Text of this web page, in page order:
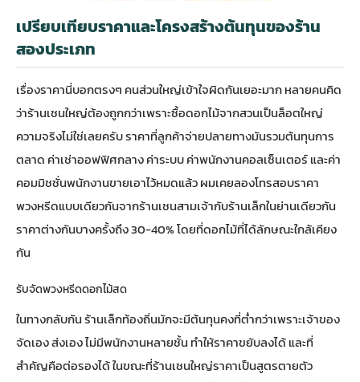
เปรียบเทียบราคาและโครงสร้างต้นทุนของร้าน
สองประเภท
เรื่องราคานี่บอกตรงๆ คนส่วนใหญ่เข้าใจผิดกันเยอะมาก หลายคนคิด
ว่าร้านเชนใหญ่ต้องถูกกว่าเพราะซื้อดอกไม้จากสวนเป็นล็อตใหญ่
ความจริงไม่ใช่เลยครับ ราคาที่ลูกค้าจ่ายปลายทางมันรวมต้นทุนการ
ตลาด ค่าเช่าออฟฟิศกลาง ค่าระบบ ค่าพนักงานคอลเซ็นเตอร์ และค่า
คอมมิชชั่นพนักงานขายเอาไว้หมดแล้ว ผมเคยลองโทรสอบราคา
พวงหรีดแบบเดียวกันจากร้านเชนสามเจ้ากับร้านเล็กในย่านเดียวกัน
ราคาต่างกันบางครั้งถึง 30-40% โดยที่ดอกไม้ที่ได้ลักษณะใกล้เคียง
กัน
รับจัดพวงหรีดดอกไม้สด
ในทางกลับกัน ร้านเล็กท้องถิ่นมักจะมีต้นทุนคงที่ต่ำกว่าเพราะเจ้าของ
จัดเอง ส่งเอง ไม่มีพนักงานหลายชั้น ทำให้ราคาขยับลงได้ และที่
สำคัญคือต่อรองได้ ในขณะที่ร้านเชนใหญ่ราคาเป็นสูตรตายตัว